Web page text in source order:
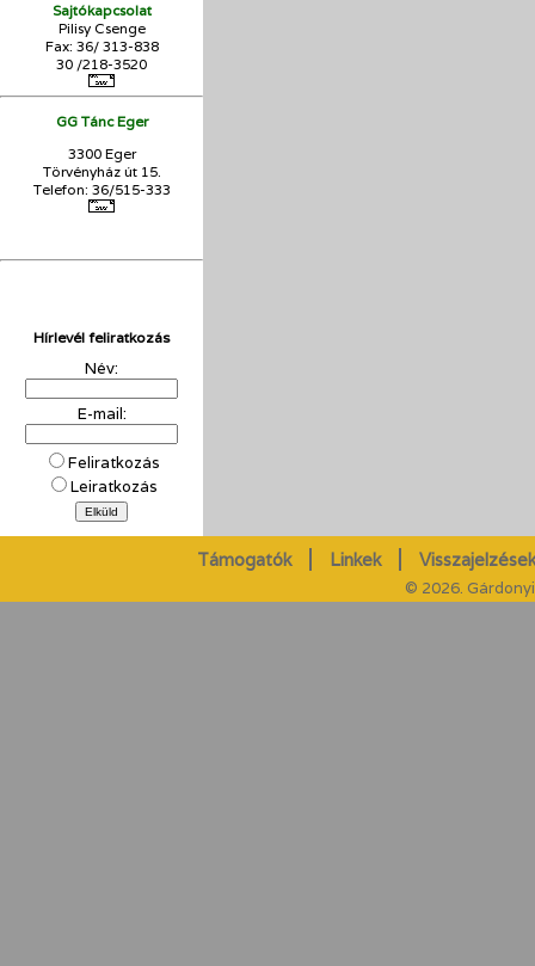
Sajtókapcsolat
Pilisy Csenge
Fax: 36/ 313-838
30 /218-3520
GG Tánc Eger
3300 Eger
Törvényház út 15.
Telefon: 36/515-333
Hírlevél feliratkozás
Név:
E-mail:
Feliratkozás
Leiratkozás
Támogatók Linkek
© 2026.